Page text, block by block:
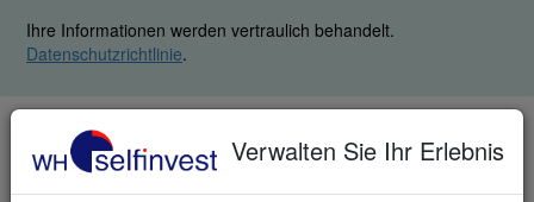
Verwalten Sie Ihr Erlebnis
Ihre Informationen werden vertraulich behandelt.
Datenschutzrichtlinie.
TELEFON & FAX
DE: +49 (0)69 271 39 78-0
LU: +352 42 80 42 83